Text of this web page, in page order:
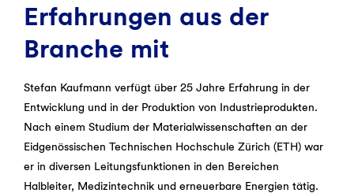
Erfahrungen aus der
Branche mit
Stefan Kaufmann verfügt über 25 Jahre Erfahrung in der
Entwicklung und in der Produktion von Industrieprodukten.
Nach einem Studium der Materialwissenschaften an der
Eidgenössischen Technischen Hochschule Zürich (ETH) war
er in diversen Leitungsfunktionen in den Bereichen
Halbleiter, Medizintechnik und erneuerbare Energien tätig.